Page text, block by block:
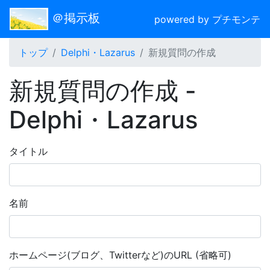
＠掲示板 powered by プチモンテ
トップ Delphi・Lazarus 新規質問の作成
新規質問の作成 -
Delphi・Lazarus
タイトル
名前
ホームページ(ブログ、Twitterなど)のURL (省略可)